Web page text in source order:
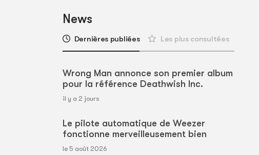
News
Dernières publiées Les plus consultées
Wrong Man annonce son premier album
pour la référence Deathwish Inc.
il y a 2 jours
Le pilote automatique de Weezer
fonctionne merveilleusement bien
le 5 août 2026